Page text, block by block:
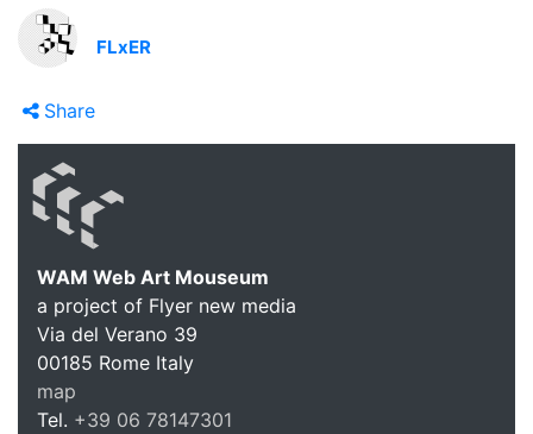
FLxER
Share
WAM
WAM Web Art Mouseum
a project of Flyer new media
Via del Verano 39
00185 Rome Italy
map
Tel. +39 06 78147301